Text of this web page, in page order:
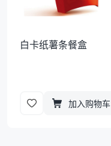
白卡纸薯条餐盒
加入购物车